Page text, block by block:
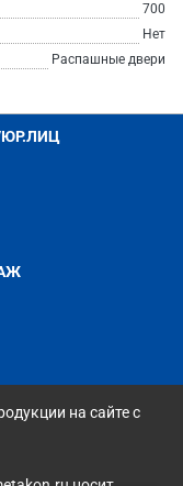
700
Нет
Распашные двери
на сайте с